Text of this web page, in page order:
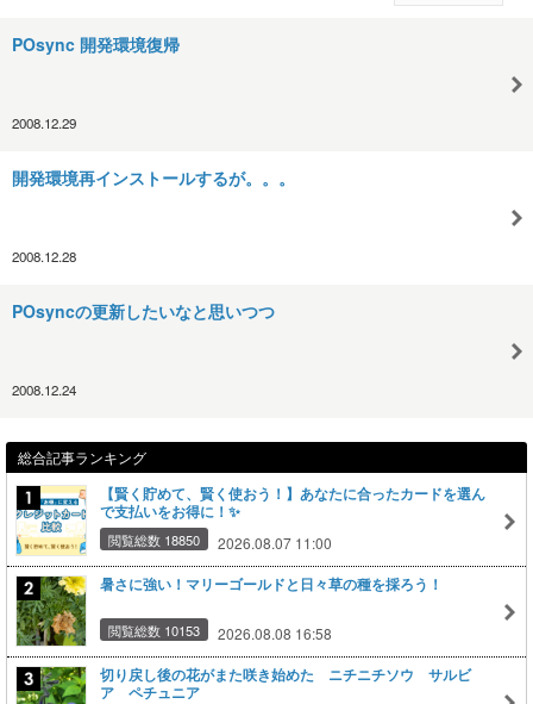
POsync 開発環境復帰
2008.12.29
開発環境再インストールするが。。。
2008.12.28
POsyncの更新したいなと思いつつ
2008.12.24
総合記事ランキング
【賢く貯めて、賢く使おう！】あなたに合ったカードを選ん
で支払いをお得に！✨
閲覧総数 18850 2026.08.07 11:00
暑さに強い！マリーゴールドと日々草の種を採ろう！
閲覧総数 10153 2026.08.08 16:58
切り戻し後の花がまた咲き始めた ニチニチソウ サルビ
ア ペチュニア